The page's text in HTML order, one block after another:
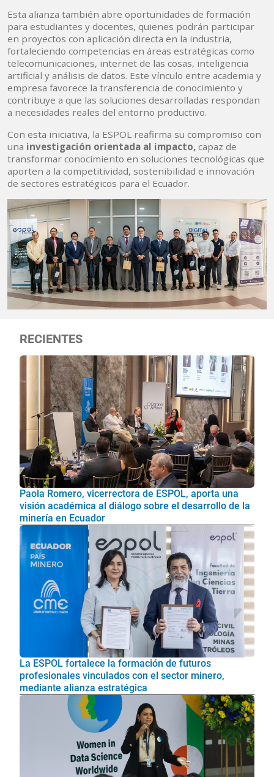
Esta alianza también abre oportunidades de formación
para estudiantes y docentes, quienes podrán participar
en proyectos con aplicación directa en la industria,
fortaleciendo competencias en áreas estratégicas como
telecomunicaciones, internet de las cosas, inteligencia
artificial y análisis de datos. Este vínculo entre academia y
empresa favorece la transferencia de conocimiento y
contribuye a que las soluciones desarrolladas respondan
a necesidades reales del entorno productivo.
Con esta iniciativa, la ESPOL reafirma su compromiso con
una investigación orientada al impacto, capaz de
transformar conocimiento en soluciones tecnológicas que
aporten a la competitividad, sostenibilidad e innovación
de sectores estratégicos para el Ecuador.
RECIENTES
Paola Romero, vicerrectora de ESPOL, aporta una
visión académica al diálogo sobre el desarrollo de la
minería en Ecuador
La ESPOL fortalece la formación de futuros
profesionales vinculados con el sector minero,
mediante alianza estratégica